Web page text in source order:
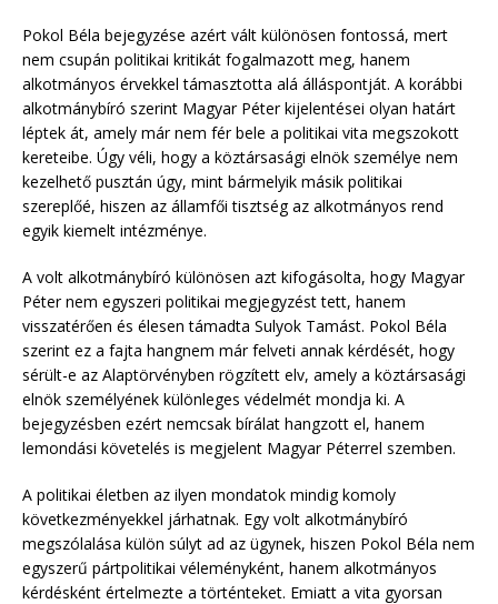
Pokol Béla bejegyzése azért vált különösen fontossá, mert
nem csupán politikai kritikát fogalmazott meg, hanem
alkotmányos érvekkel támasztotta alá álláspontját. A korábbi
alkotmánybíró szerint Magyar Péter kijelentései olyan határt
léptek át, amely már nem fér bele a politikai vita megszokott
kereteibe. Úgy véli, hogy a köztársasági elnök személye nem
kezelhető pusztán úgy, mint bármelyik másik politikai
szereplőé, hiszen az államfői tisztség az alkotmányos rend
egyik kiemelt intézménye.
A volt alkotmánybíró különösen azt kifogásolta, hogy Magyar
Péter nem egyszeri politikai megjegyzést tett, hanem
visszatérően és élesen támadta Sulyok Tamást. Pokol Béla
szerint ez a fajta hangnem már felveti annak kérdését, hogy
sérült-e az Alaptörvényben rögzített elv, amely a köztársasági
elnök személyének különleges védelmét mondja ki. A
bejegyzésben ezért nemcsak bírálat hangzott el, hanem
lemondási követelés is megjelent Magyar Péterrel szemben.
A politikai életben az ilyen mondatok mindig komoly
következményekkel járhatnak. Egy volt alkotmánybíró
megszólalása külön súlyt ad az ügynek, hiszen Pokol Béla nem
egyszerű pártpolitikai véleményként, hanem alkotmányos
kérdésként értelmezte a történteket. Emiatt a vita gyorsan